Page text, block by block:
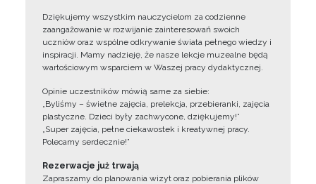
Dziękujemy wszystkim nauczycielom za codzienne
zaangażowanie w rozwijanie zainteresowań swoich
uczniów oraz wspólne odkrywanie świata pełnego wiedzy i
inspiracji. Mamy nadzieję, że nasze lekcje muzealne będą
wartościowym wsparciem w Waszej pracy dydaktycznej.
Opinie uczestników mówią same za siebie:
„Byliśmy – świetne zajęcia, prelekcja, przebieranki, zajęcia
plastyczne. Dzieci były zachwycone, dziękujemy!”
„Super zajęcia, pełne ciekawostek i kreatywnej pracy.
Polecamy serdecznie!”
Rezerwacje już trwają
Zapraszamy do planowania wizyt oraz pobierania plików